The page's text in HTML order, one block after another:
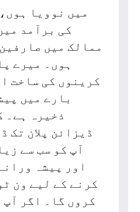
ممالک میں
ہوں۔ میرے
کرینوں کی ساخت
بارے میں
ذخیرہ ہے۔
ڈیزائن پلان تک
آپ کو سب سے
اور پیشہ
کرنے کے لیے ون
کروں گا۔ اگر